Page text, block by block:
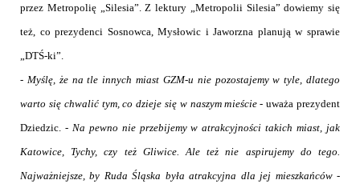
przez Metropolię „Silesia”. Z lektury „Metropolii Silesia” dowiemy się
też, co prezydenci Sosnowca, Mysłowic i Jaworzna planują w sprawie
„DTŚ-ki”.
- Myślę, że na tle innych miast GZM-u nie pozostajemy w tyle, dlatego
warto się chwalić tym, co dzieje się w naszym mieście- uważa prezydent
Dziedzic. - Na pewno nie przebijemy w atrakcyjności takich miast, jak
Katowice, Tychy, czy też Gliwice. Ale też nie aspirujemy do tego.
Najważniejsze, by Ruda Śląska była atrakcyjna dla jej mieszkańców-